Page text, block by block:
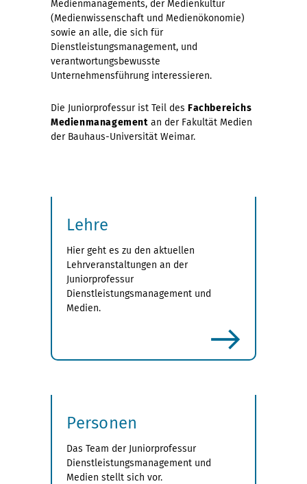
Medienmanagements, der Medienkultur
(Medienwissenschaft und Medienökonomie)
sowie an alle, die sich für
Dienstleistungsmanagement, und
verantwortungsbewusste
Unternehmensführung interessieren.
Die Juniorprofessur ist Teil des Fachbereichs
Medienmanagementan der Fakultät Medien
der Bauhaus-Universität Weimar.
Lehre
Hier geht es zu den aktuellen
Lehrveranstaltungen an der
Juniorprofessur
Dienstleistungsmanagement und
Medien.
Personen
Das Team der Juniorprofessur
Dienstleistungsmanagement und
Medien stellt sich vor.